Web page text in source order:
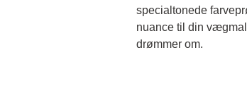
specialtonede
nuance til din
drømmer om.